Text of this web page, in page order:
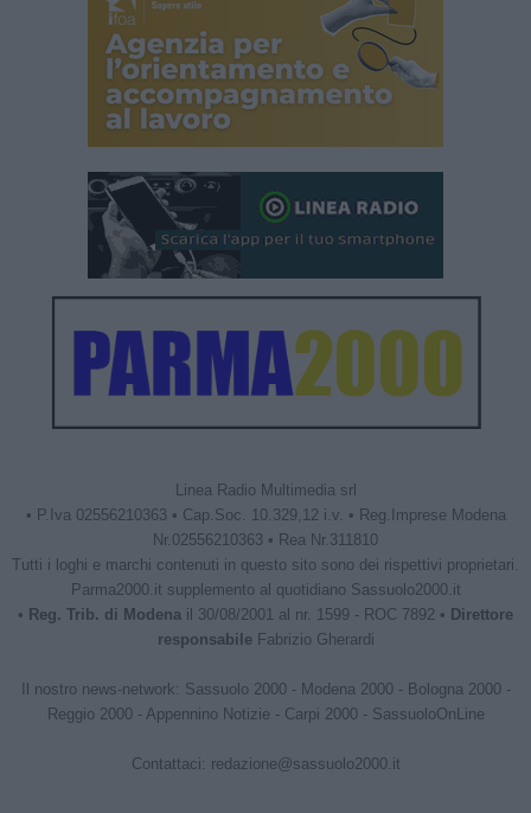
Linea Radio Multimedia srl
• P.Iva 02556210363 • Cap.Soc. 10.329,12 i.v. • Reg.Imprese Modena
Nr.02556210363 • Rea Nr.311810
Tutti i loghi e marchi contenuti in questo sito sono dei rispettivi proprietari.
Parma2000.it supplemento al quotidiano Sassuolo2000.it
• Reg. Trib. di Modena il 30/08/2001 al nr. 1599 - ROC 7892 • Direttore
responsabileFabrizio Gherardi
Il nostro news-network: Sassuolo 2000- Modena 2000- Bologna 2000-
Reggio 2000- Appennino Notizie - Carpi 2000- SassuoloOnLine
Contattaci: redazione@sassuolo2000.it